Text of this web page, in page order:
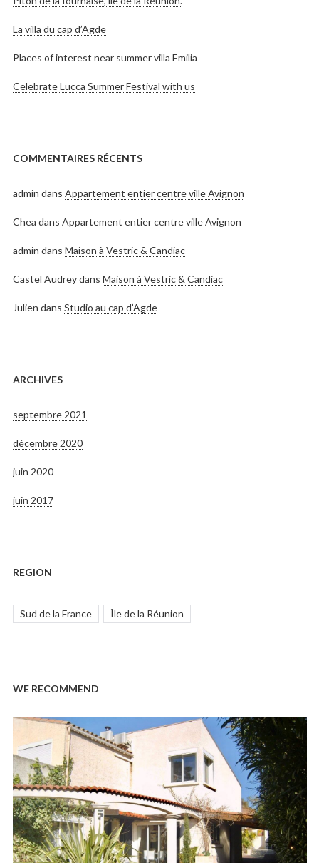
La villa du cap d’Agde
Places of interest near summer villa Emilia
Celebrate Lucca Summer Festival with us
COMMENTAIRES RÉCENTS
admin dans Appartement entier centre ville Avignon
Chea dans Appartement entier centre ville Avignon
admin dans Maison à Vestric & Candiac
Castel Audreydans Maison à Vestric & Candiac
Julien dans Studio au cap d’Agde
ARCHIVES
septembre 2021
décembre 2020
juin 2020
juin 2017
REGION
Sud de la France Île de la Réunion
WE RECOMMEND